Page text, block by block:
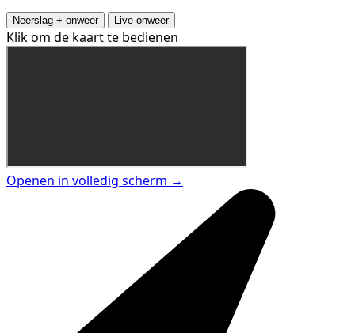
Neerslag + onweer Live onweer
Klik om de kaart te bedienen
Openen in volledig scherm →